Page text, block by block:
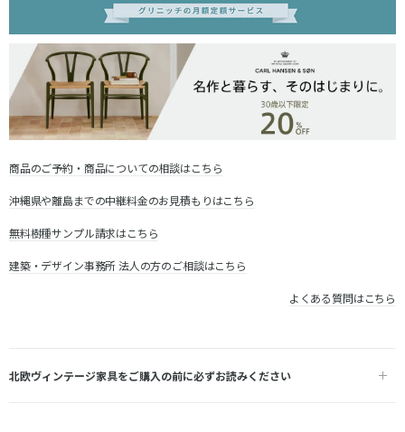
商品のご予約・商品についての相談はこちら
沖縄県や離島までの中継料金のお見積もりはこちら
無料樹種サンプル請求はこちら
建築・デザイン事務所 法人の方のご相談はこちら
よくある質問はこちら
北欧ヴィンテージ家具をご購入の前に必ずお読みください